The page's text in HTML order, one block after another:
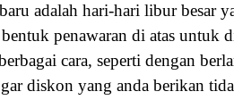
adalah hari-hari libur besar
penawaran di atas untuk
cara, seperti dengan
diskon yang anda berikan